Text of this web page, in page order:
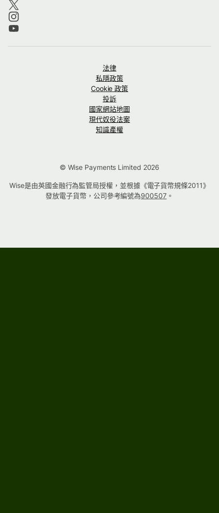
法律
私隱政策
Cookie 政策
投訴
國家網站地圖
現代奴役法案
知識產權
© Wise Payments Limited 2026
Wise是由英國金融行為監管局授權，並根據《電子貨幣規條2011》
發放電子貨幣，公司參考編號為900507。